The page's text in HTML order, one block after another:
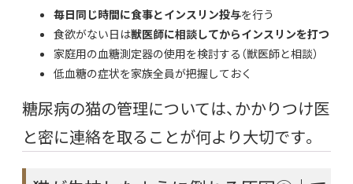
毎日同じ時間に食事とインスリン投与を行う
食欲がない日は獣医師に相談してからインスリンを打つ
家庭用の血糖測定器の使用を検討する（獣医師と相談）
低血糖の症状を家族全員が把握しておく
糖尿病の猫の管理については、かかりつけ医
と密に連絡を取ることが何より大切です。